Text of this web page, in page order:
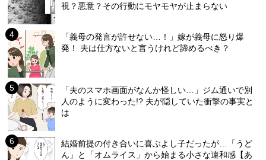
視？悪意？その行動にモヤモヤが止まらない
「義母の発言が許せない…！」嫁が義母に怒り爆
発！ 夫は仕方ないと言うけれど諦めるべき？
「夫のスマホ画面がなんか怪しい…」ジム通いで別
人のように変わった!? 夫が隠していた衝撃の事実と
は
結婚前提の付き合いに喜ぶよし子だったが…「うど
ん」と「オムライス」から始まる小さな違和感【あ